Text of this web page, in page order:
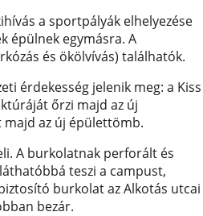
a sportpályák elhelyezése
épülnek egymásra. A
és ökölvívás) találhatók.
érdekesség jelenik meg: a Kiss
őrzi majd az új
majd az új épülettömb.
A burkolatnak perforált és
teszi a campust,
burkolat az Alkotás utcai
bezár.